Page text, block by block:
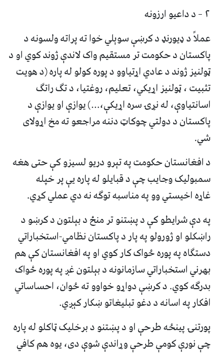
۲ – د داعیو ارزونه
عملاً د ډیورنډ د کرښې سوېلي خوا ته پراته ولسونه د
پاکستان د حکومت تر مستقیم واک لاندې ژوند کوي او د
ټولنیز ژوند د عادي اړتیاوو د پوره کولو له پاره (د هویت
تثبیت ، ټولنیز اړیکي، تعلیم، روغتیا، د تګ راتګ
اسانتیاوې، له نړۍ سره اړیکې،...) یوازې او یوازې د
پاکستان د دولتي چوکاټ دننه مراجعو ته مخ اړولای
شي.
د افغانستان حکومت په تېرو دریو لسیزو کې حتی هغه
سمبولیک وجایب چې د قبایلو له پاره یې پر خپله
غاړه اخیستي وو په مناسبه توګه نه دي عملي کړي.
په دې شرایطو کې د پښتنو تر منځ د بېلتون د کرښو د
راښکلو او ژورولو په پار د پاکستان نظامي-استخباراتي
دستګاه په پوره ځواک کار کوي او په افغانستان کې هم
بهرني استخباراتي سازمانونه د بېلتون غږ په پوره ځواک
بدرګه کوي. د کرښې دواړو خواوو ته ځوان، احساساتي
افکار په اسانه د دغو تبلیغاتو ښکار کېږي.
پورتنۍ پینځه طرحې او د پښتنو د برخلیک ټاکلو له پاره
چې نورې کومې طرحې وړاندې شوې دی، یوه هم کافي